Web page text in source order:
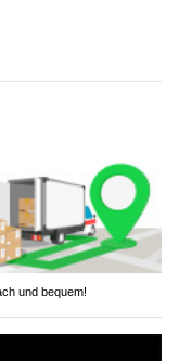
und bequem!